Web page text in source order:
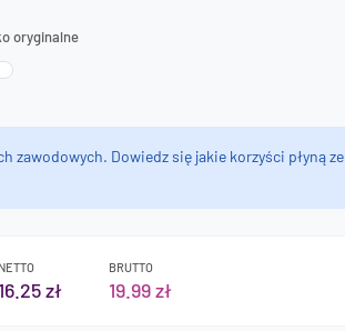
oryginalne
zawodowych. Dowiedz się jakie korzyści płyną ze
NETTO
16.25 zł
BRUTTO
19.99 zł